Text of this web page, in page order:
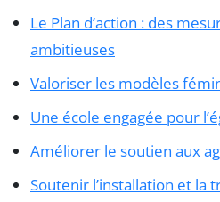
Le Plan d’action : des
ambitieuses
Valoriser les modèles
Une école engagée pour
Améliorer le soutien aux
Soutenir l’installation et la